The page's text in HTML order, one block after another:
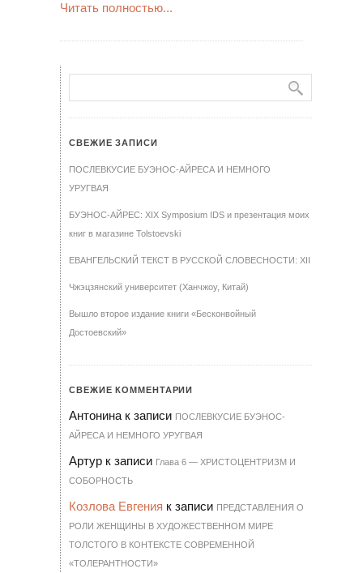
Читать полностью...
СВЕЖИЕ ЗАПИСИ
ПОСЛЕВКУСИЕ БУЭНОС-АЙРЕСА И НЕМНОГО
УРУГВАЯ
БУЭНОС-АЙРЕС: XIX Symposium IDS и презентация моих
книг в магазине Tolstoevski
ЕВАНГЕЛЬСКИЙ ТЕКСТ В РУССКОЙ СЛОВЕСНОСТИ: XII
Чжэцзянский университет (Ханчжоу, Китай)
Вышло второе издание книги «Бесконвойный
Достоевский»
СВЕЖИЕ КОММЕНТАРИИ
Антонина к записи ПОСЛЕВКУСИЕ БУЭНОС-
АЙРЕСА И НЕМНОГО УРУГВАЯ
Артур к записи Гла­ва 6 — ХРИ­С­ТО­ЦЕН­Т­РИЗМ И
СО­БОР­НОСТЬ
Козлова Евгения к записи ПРЕДСТАВЛЕНИЯ О
РОЛИ ЖЕНЩИНЫ В ХУДОЖЕСТВЕННОМ МИРЕ
ТОЛСТОГО В КОНТЕКСТЕ СОВРЕМЕННОЙ
«ТОЛЕРАНТНОСТИ»